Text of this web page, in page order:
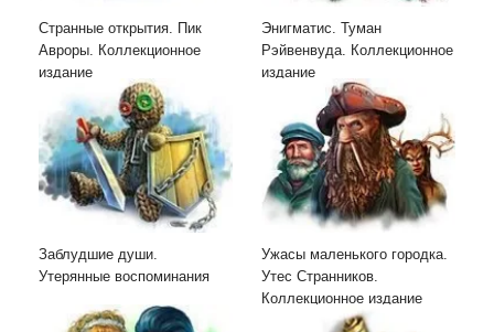
Странные открытия. Пик
Авроры. Коллекционное
издание
Энигматис. Туман
Рэйвенвуда. Коллекционное
издание
Заблудшие души.
Утерянные воспоминания
Ужасы маленького городка.
Утес Странников.
Коллекционное издание